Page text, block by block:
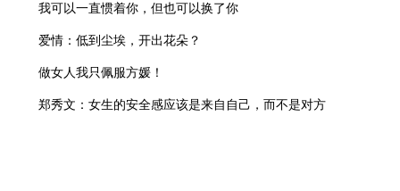
我可以一直惯着你，但也可以换了你
爱情：低到尘埃，开出花朵？
做女人我只佩服方媛！
郑秀文：女生的安全感应该是来自自己，而不是对方